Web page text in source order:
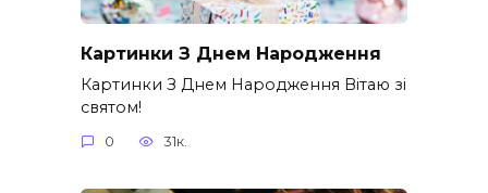
Картинки З Днем Народження
Картинки З Днем Народження Вітаю зі
святом!
0 31к.